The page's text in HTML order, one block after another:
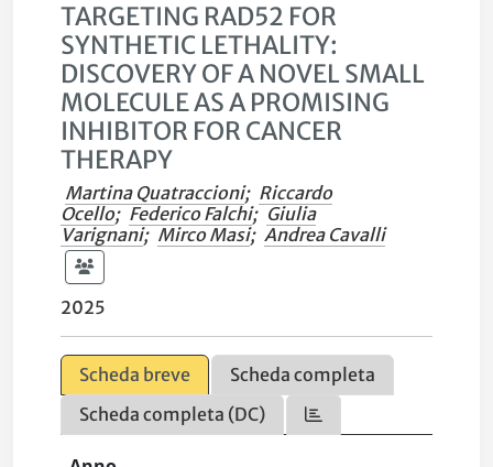
TARGETING RAD52 FOR
SYNTHETIC LETHALITY:
DISCOVERY OF A NOVEL SMALL
MOLECULE AS A PROMISING
INHIBITOR FOR CANCER
THERAPY
Martina Quatraccioni; Riccardo
Ocello; Federico Falchi; Giulia
Varignani; Mirco Masi; Andrea Cavalli
2025
Scheda breve
Scheda completa
Scheda completa (DC)